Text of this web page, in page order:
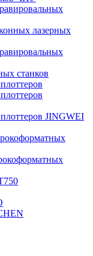
лазерных
станков
JINGWEI